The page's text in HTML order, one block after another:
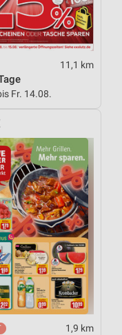
11,1 km
Fr. 14.08.
1,9 km
von